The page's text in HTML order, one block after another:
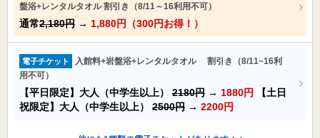
盤浴+レンタルタオル 割引き（8/11～16利用不可）
通常2,180円 → 1,880円（300円お得！）
電子チケット
入館料+岩盤浴+レンタルタオル 割引き（8/11~16利
用不可）
【平日限定】大人（中学生以上） 2180円 → 1880円
【土日
祝限定】大人（中学生以上） 2500円 → 2200円